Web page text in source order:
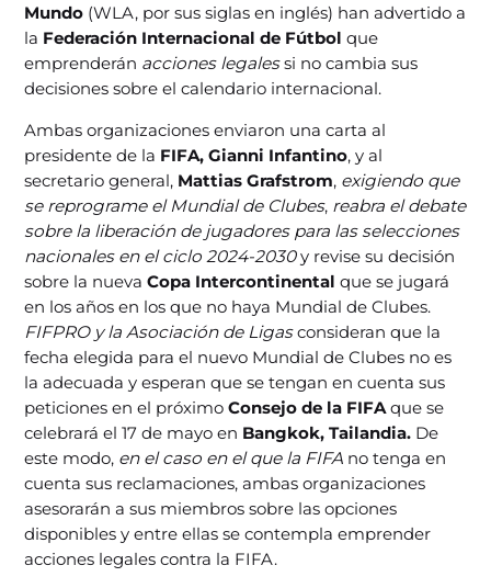
Mundo (WLA, por sus siglas en inglés) han advertido a
la Federación Internacional de Fútbolque
emprenderán acciones legalessi no cambia sus
decisiones sobre el calendario internacional.
Ambas organizaciones enviaron una carta al
presidente de la FIFA, Gianni Infantino, y al
secretario general, Mattias Grafstrom, exigiendo que
se reprograme el Mundial de Clubes, reabra el debate
sobre la liberación de jugadores para las selecciones
nacionales en el ciclo 2024-2030y revise su decisión
sobre la nuevaCopa Intercontinental que se jugará
en los años en los que no haya Mundial de Clubes.
FIFPRO y la Asociación de Ligasconsideran que la
fecha elegida para el nuevo Mundial de Clubes no es
la adecuada y esperan que se tengan en cuenta sus
peticiones en el próximo Consejo de la FIFA que se
celebrará el 17 de mayo en Bangkok, Tailandia. De
este modo, en el caso en el que la FIFA no tenga en
cuenta sus reclamaciones, ambas organizaciones
asesorarán a sus miembros sobre las opciones
disponibles y entre ellas se contempla emprender
acciones legales contra la FIFA.